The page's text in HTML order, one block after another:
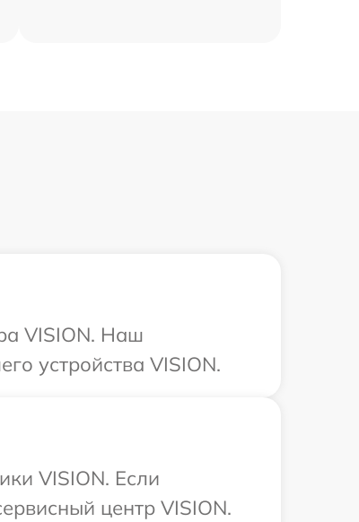
VISION. Наш
устройства VISION.
VISION. Если
центр VISION.